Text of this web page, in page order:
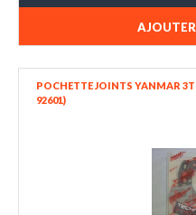
POCHETTE JOINTS YANMAR
92601)